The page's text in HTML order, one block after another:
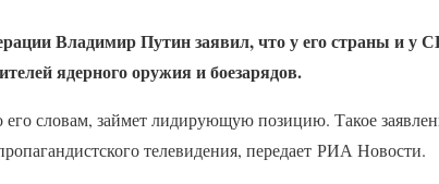
Владимир Путин заявил, что у его страны и
ядерного оружия и боезарядов.
словам, займет лидирующую позицию. Такое
телевидения, передает РИА Новости.